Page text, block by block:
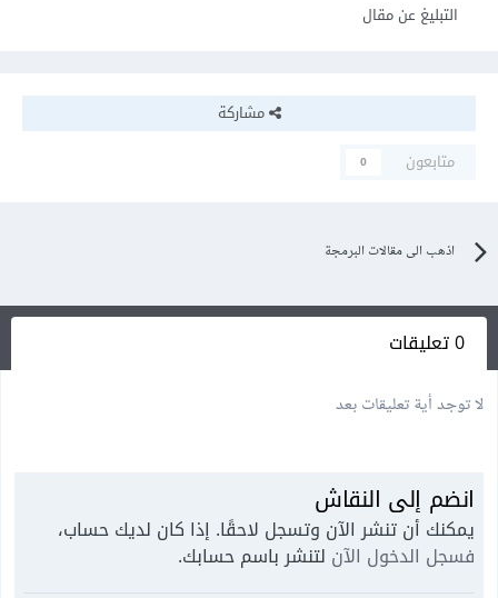
التبليغ عن مقال
مشاركة
متابعون
0
اذهب الى مقالات البرمجة
0 تعليقات
لا توجد أية تعليقات بعد
انضم إلى النقاش
يمكنك أن تنشر الآن وتسجل لاحقًا. إذا كان لديك حساب،
فسجل الدخول الآن لتنشر باسم حسابك.